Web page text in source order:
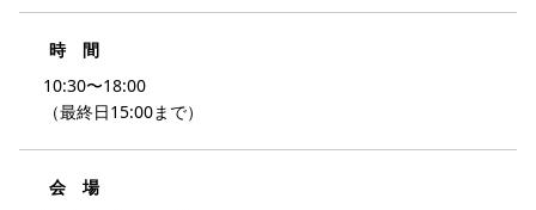
時 間
10:30〜18:00
（最終日15:00まで）
会 場